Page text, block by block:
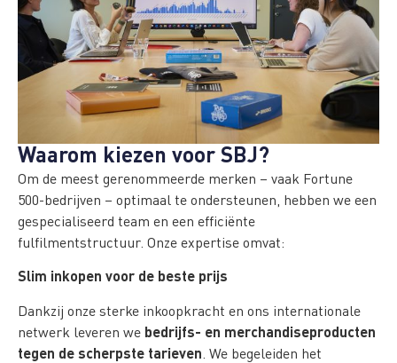
Waarom kiezen voor SBJ?
Om de meest gerenommeerde merken – vaak Fortune
500-bedrijven – optimaal te ondersteunen, hebben we een
gespecialiseerd team en een efficiënte
fulfilmentstructuur. Onze expertise omvat:
Slim inkopen voor de beste prijs
Dankzij onze sterke inkoopkracht en ons internationale
netwerk leveren we bedrijfs- en merchandiseproducten
tegen de scherpste tarieven . We begeleiden het